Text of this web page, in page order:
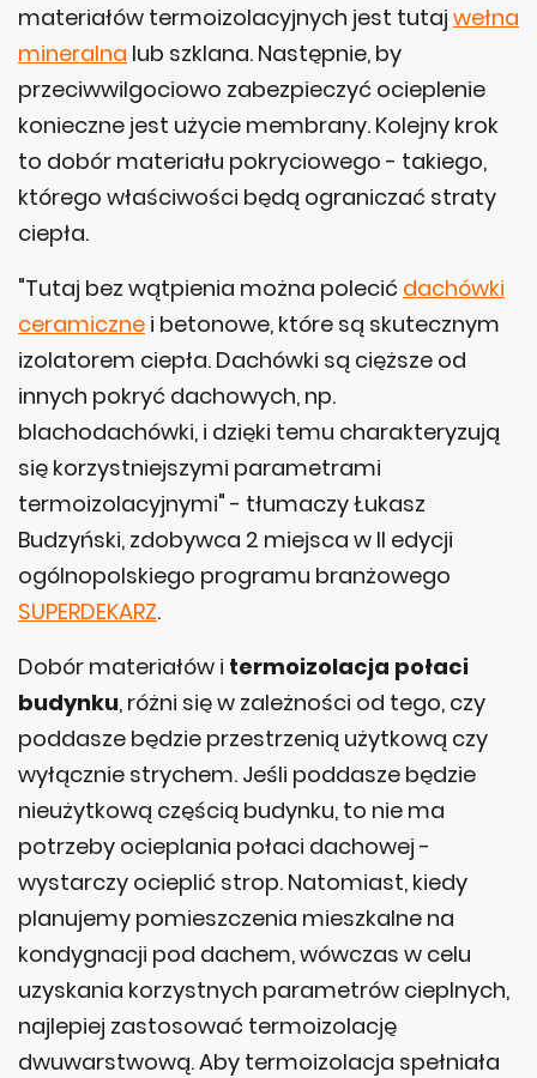
materiałów termoizolacyjnych jest tutaj wełna
mineralna lub szklana. Następnie, by
przeciwwilgociowo zabezpieczyć ocieplenie
konieczne jest użycie membrany. Kolejny krok
to dobór materiału pokryciowego - takiego,
którego właściwości będą ograniczać straty
ciepła.
"Tutaj bez wątpienia można polecić dachówki
ceramiczne i betonowe, które są skutecznym
izolatorem ciepła. Dachówki są cięższe od
innych pokryć dachowych, np.
blachodachówki, i dzięki temu charakteryzują
się korzystniejszymi parametrami
termoizolacyjnymi" - tłumaczy Łukasz
Budzyński, zdobywca 2 miejsca w II edycji
ogólnopolskiego programu branżowego
SUPERDEKARZ.
Dobór materiałów i termoizolacja połaci
budynku, różni się w zależności od tego, czy
poddasze będzie przestrzenią użytkową czy
wyłącznie strychem. Jeśli poddasze będzie
nieużytkową częścią budynku, to nie ma
potrzeby ocieplania połaci dachowej -
wystarczy ocieplić strop. Natomiast, kiedy
planujemy pomieszczenia mieszkalne na
kondygnacji pod dachem, wówczas w celu
uzyskania korzystnych parametrów cieplnych,
najlepiej zastosować termoizolację
dwuwarstwową. Aby termoizolacja spełniała